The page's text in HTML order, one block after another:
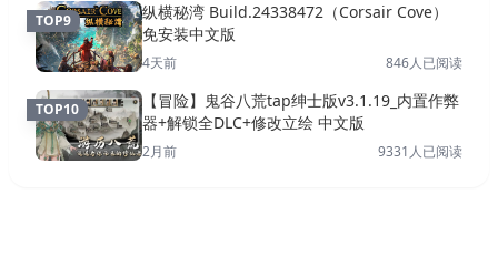
纵横秘湾 Build.24338472（Corsair Cove）
免安装中文版
4天前 846人已阅读
TOP9
【冒险】鬼谷八荒tap绅士版v3.1.19_内置作弊
器+解锁全DLC+修改立绘 中文版
2月前 9331 人已阅读
TOP10